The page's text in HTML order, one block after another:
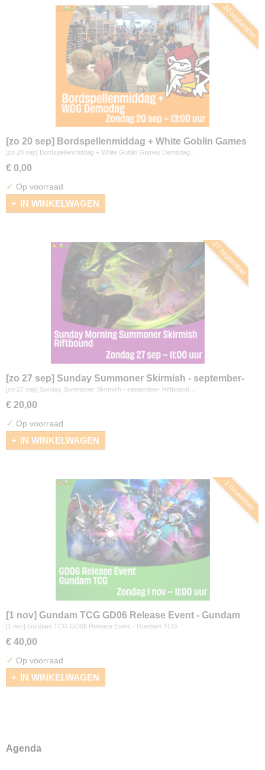
20 september
[zo 20 sep] Bordspellenmiddag + White Goblin Games
Demodag
[zo 20 sep] Bordspellenmiddag + White Goblin Games Demodag…
€ 0,00
✓ Op voorraad
IN WINKELWAGEN
27 september
[zo 27 sep] Sunday Summoner Skirmish - september-
Riftbound
[zo 27 sep] Sunday Summoner Skirmish - september- Riftbound…
€ 20,00
✓ Op voorraad
IN WINKELWAGEN
1 november
[1 nov] Gundam TCG GD06 Release Event - Gundam
TCG
[1 nov] Gundam TCG GD06 Release Event - Gundam TCG
€ 40,00
✓ Op voorraad
IN WINKELWAGEN
Agenda